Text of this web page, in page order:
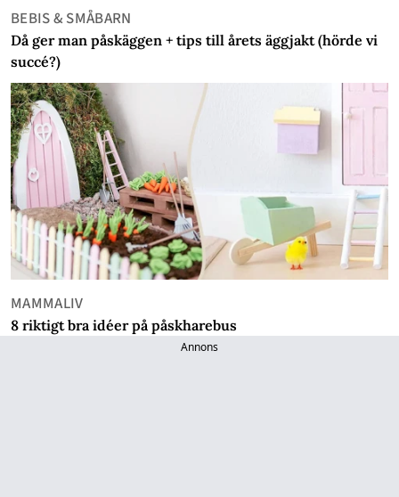
BEBIS & SMÅBARN
Då ger man påskäggen + tips till årets äggjakt (hörde vi
succé?)
MAMMALIV
8 riktigt bra idéer på påskharebus
Annons